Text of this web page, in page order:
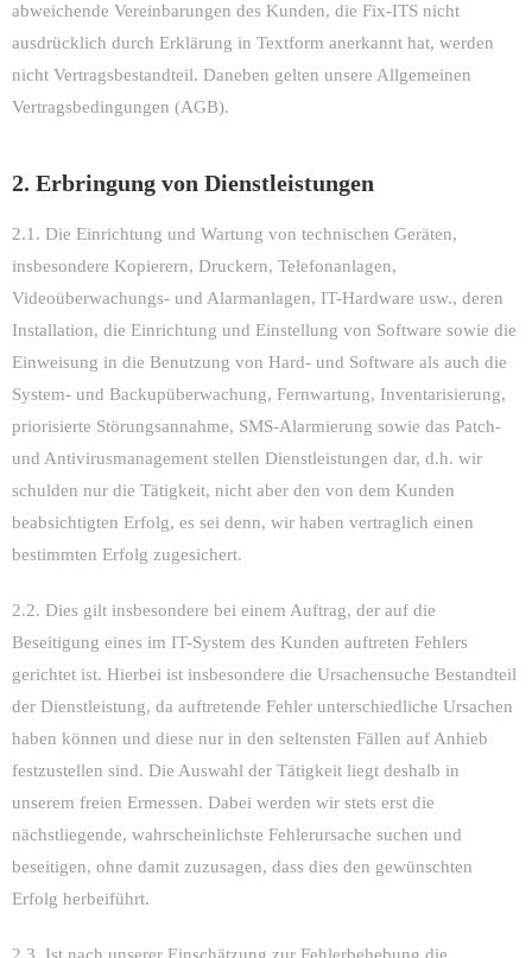
abweichende Vereinbarungen des Kunden, die Fix-ITS nicht
ausdrücklich durch Erklärung in Textform anerkannt hat, werden
nicht Vertragsbestandteil. Daneben gelten unsere Allgemeinen
Vertragsbedingungen (AGB).
2. Erbringung von Dienstleistungen
2.1. Die Einrichtung und Wartung von technischen Geräten,
insbesondere Kopierern, Druckern, Telefonanlagen,
Videoüberwachungs- und Alarmanlagen, IT-Hardware usw., deren
Installation, die Einrichtung und Einstellung von Software sowie die
Einweisung in die Benutzung von Hard- und Software als auch die
System- und Backupüberwachung, Fernwartung, Inventarisierung,
priorisierte Störungsannahme, SMS-Alarmierung sowie das Patch-
und Antivirusmanagement stellen Dienstleistungen dar, d.h. wir
schulden nur die Tätigkeit, nicht aber den von dem Kunden
beabsichtigten Erfolg, es sei denn, wir haben vertraglich einen
bestimmten Erfolg zugesichert.
2.2. Dies gilt insbesondere bei einem Auftrag, der auf die
Beseitigung eines im IT-System des Kunden auftreten Fehlers
gerichtet ist. Hierbei ist insbesondere die Ursachensuche Bestandteil
der Dienstleistung, da auftretende Fehler unterschiedliche Ursachen
haben können und diese nur in den seltensten Fällen auf Anhieb
festzustellen sind. Die Auswahl der Tätigkeit liegt deshalb in
unserem freien Ermessen. Dabei werden wir stets erst die
nächstliegende, wahrscheinlichste Fehlerursache suchen und
beseitigen, ohne damit zuzusagen, dass dies den gewünschten
Erfolg herbeiführt.